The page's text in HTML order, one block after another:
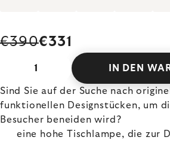
€390€331
IN DEN
Sind Sie auf der Suche nach
funktionellen Designstücken, um
Besucher beneiden wird?
eine hohe Tischlampe, die zur